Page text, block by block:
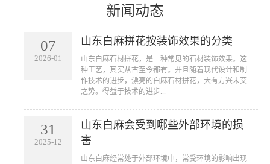
新闻动态
07
2026-01
山东白麻拼花按装饰效果的分类
山东白麻石材拼花，是一种常见的石材装饰效果。这
种工艺，其实从古至今都有。并且随着现代设计和制
作技术的进步，漂亮的白麻石材拼花，大有方兴未艾
之势。得益于技术的进步...
31
2025-12
山东白麻会受到哪些外部环境的损
害
山东白麻经常处于外部环境中，常受环境的影响出现